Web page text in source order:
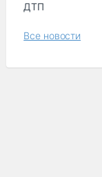
ДТП
Все новости